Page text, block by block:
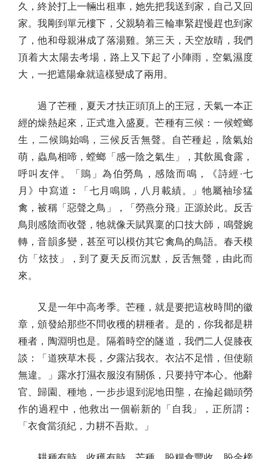
久，終於打上一輛出租車，她先把我送到家，自己又回
家。我剛到單元樓下，父親騎着三輪車緊趕慢趕也到家
了，他和母親淋成了落湯雞。第三天，天空放晴，我們
頂着大太陽去考場，路上又下起了小陣雨，空氣濕度
大，一把遮陽傘就這樣變成了兩用。
過了芒種，夏天才扶正頭頂上的王冠，天氣一本正
經的燥熱起來，正式進入盛夏。芒種有三候：一候螳螂
生，二候鵙始鳴，三候反舌無聲。自芒種起，陰氣始
萌，蟲鳥相啼，螳螂「感一陰之氣生」，其飲風食露，
呼叫友伴。「鵙」為伯勞鳥，感陰而鳴，《詩經·七
月》中寫道︰「七月鳴鵙，八月載績。」牠屬袖珍猛
禽，被稱「惡聲之鳥」，「勞燕分飛」正源於此。反舌
鳥則感陰而收聲，牠就像天賦異稟的口技大師，鳴聲婉
轉，音韻多變，甚至可以模仿其它禽鳥的鳥語。春天模
仿「炫技」，到了夏天反而沉默，反舌無聲，由此而
來。
又是一年中高考季。芒種，就是要把這枚時間的徽
章，頒發給那些不問收穫的耕種者。是的，你我都是耕
種者，陶淵明也是。隔着時空的隧道，我們二人促膝夜
談：「道狹草木長，夕露沾我衣。衣沾不足惜，但使願
無違。」露水打濕衣服沒有關係，只要持守本心。他辭
官、歸園、種地，一步步退到泥地田壟，在掄起鋤頭勞
作的過程中，他救出一個嶄新的「自我」，正所謂︰
「衣食當須紀，力耕不吾欺。」